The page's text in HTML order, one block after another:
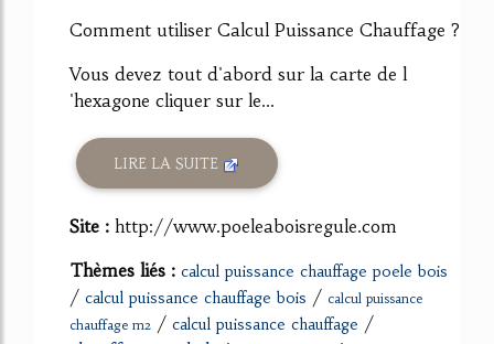
Comment utiliser Calcul Puissance Chauffage ?
Vous devez tout d'abord sur la carte de l
'hexagone cliquer sur le...
LIRE LA SUITE
Site : http://www.poeleaboisregule.com
Thèmes liés : calcul puissance chauffage poele bois
/ calcul puissance chauffage bois / calcul puissance
chauffage m2 / calcul puissance chauffage /